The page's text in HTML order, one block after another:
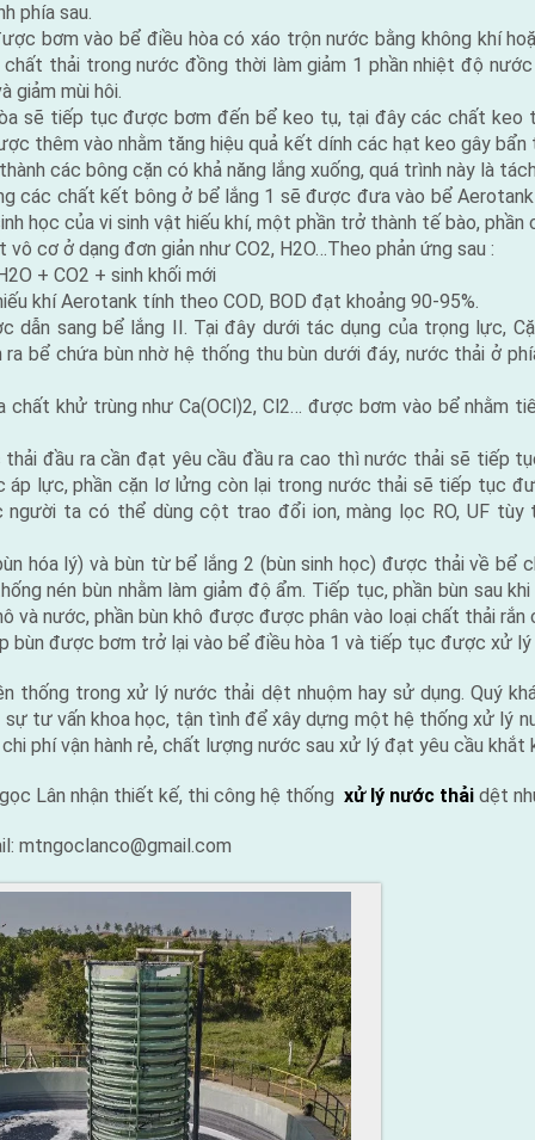
phía sau.
bơm vào bể điều hòa có xáo trộn nước bằng không khí
thải trong nước đồng thời làm giảm 1 phần nhiệt độ nước
giảm mùi hôi.
sẽ tiếp tục được bơm đến bể keo tụ, tại đây các chất keo
thêm vào nhằm tăng hiệu quả kết dính các hạt keo gây
các bông cặn có khả năng lắng xuống, quá trình này là
các chất kết bông ở bể lắng 1 sẽ được đưa vào bể
học của vi sinh vật hiếu khí, một phần trở thành tế bào, phần
cơ ở dạng đơn giản như CO2, H2O…Theo phản ứng sau :
+ CO2 + sinh khối mới
khí Aerotank tính theo COD, BOD đạt khoảng 90-95%.
dẫn sang bể lắng II. Tại đây dưới tác dụng của trọng lực,
bể chứa bùn nhờ hệ thống thu bùn dưới đáy, nước thải ở
chất khử trùng như Ca(OCl)2, Cl2… được bơm vào bể nhằm
đầu ra cần đạt yêu cầu đầu ra cao thì nước thải sẽ tiếp
áp lực, phần cặn lơ lửng còn lại trong nước thải sẽ tiếp tục
người ta có thể dùng cột trao đổi ion, màng lọc RO, UF tùy
hóa lý) và bùn từ bể lắng 2 (bùn sinh học) được thải về bể
nén bùn nhằm làm giảm độ ẩm. Tiếp tục, phần bùn sau
và nước, phần bùn khô được được phân vào loại chất thải rắn
bùn được bơm trở lại vào bể điều hòa 1 và tiếp tục được xử lý
thống trong xử lý nước thải dệt nhuộm hay sử dụng. Quý
tư vấn khoa học, tận tình để xây dựng một hệ thống xử lý
phí vận hành rẻ, chất lượng nước sau xử lý đạt yêu cầu khắt
Lân nhận thiết kế, thi công hệ thống xử lý nước thảidệt
mtngoclanco@gmail.com